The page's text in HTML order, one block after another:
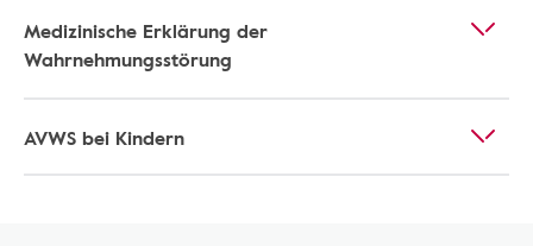
Medizinische Erklärung der
Wahrnehmungsstörung
AVWS bei Kindern